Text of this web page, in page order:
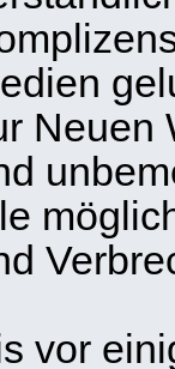
Neuen
vor